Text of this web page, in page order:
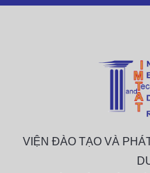
VIỆN ĐÀO TẠO VÀ